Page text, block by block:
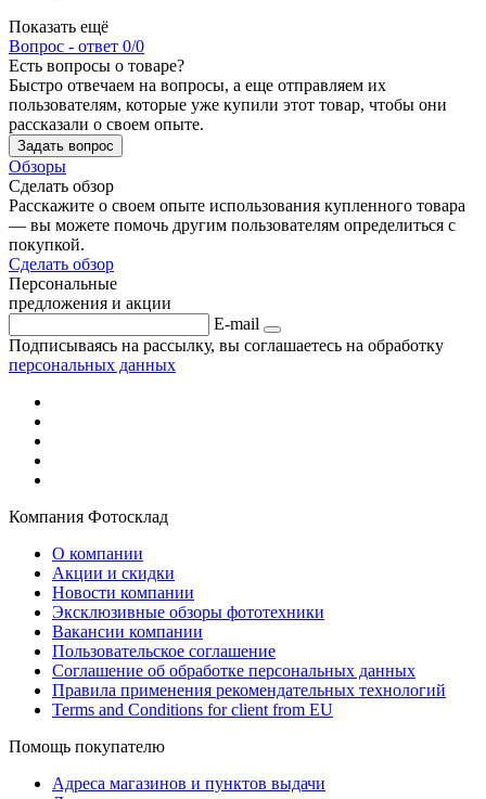
Показать ещё
Вопрос - ответ 0/0
Есть вопросы о товаре?
Быстро отвечаем на вопросы, а еще отправляем их
пользователям, которые уже купили этот товар, чтобы они
рассказали о своем опыте.
Задать вопрос
Обзоры
Сделать обзор
Расскажите о своем опыте использования купленного товара
— вы можете помочь другим пользователям определиться с
покупкой.
Сделать обзор
Персональные
предложения и акции
E-mail
Подписываясь на рассылку, вы соглашаетесь на обработку
персональных данных
Компания Фотосклад
О компании
Акции и скидки
Новости компании
Эксклюзивные обзоры фототехники
Вакансии компании
Пользовательское соглашение
Соглашение об обработке персональных данных
Правила применения рекомендательных технологий
Terms and Conditions for client from EU
Помощь покупателю
Адреса магазинов и пунктов выдачи